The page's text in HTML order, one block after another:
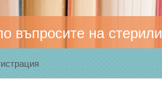
въпросите на